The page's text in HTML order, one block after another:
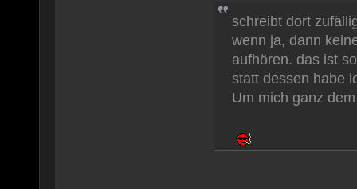
schreibt dort
wenn ja, dann
aufhören. das ist
statt dessen habe
Um mich ganz